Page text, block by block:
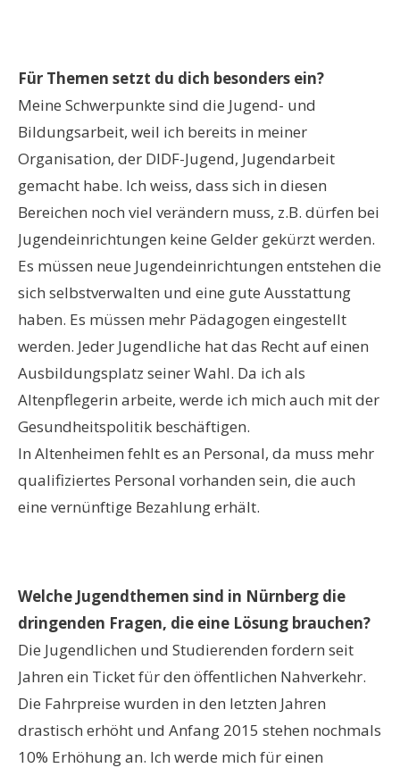
Für Themen setzt du dich besonders ein?
Meine Schwerpunkte sind die Jugend- und
Bildungsarbeit, weil ich bereits in meiner
Organisation, der DIDF-Jugend, Jugendarbeit
gemacht habe. Ich weiss, dass sich in diesen
Bereichen noch viel verändern muss, z.B. dürfen bei
Jugendeinrichtungen keine Gelder gekürzt werden.
Es müssen neue Jugendeinrichtungen entstehen die
sich selbstverwalten und eine gute Ausstattung
haben. Es müssen mehr Pädagogen eingestellt
werden. Jeder Jugendliche hat das Recht auf einen
Ausbildungsplatz seiner Wahl. Da ich als
Altenpflegerin arbeite, werde ich mich auch mit der
Gesundheitspolitik beschäftigen.
In Altenheimen fehlt es an Personal, da muss mehr
qualifiziertes Personal vorhanden sein, die auch
eine vernünftige Bezahlung erhält.
Welche Jugendthemen sind in Nürnberg die
dringenden Fragen, die eine Lösung brauchen?
Die Jugendlichen und Studierenden fordern seit
Jahren ein Ticket für den öffentlichen Nahverkehr.
Die Fahrpreise wurden in den letzten Jahren
drastisch erhöht und Anfang 2015 stehen nochmals
10% Erhöhung an. Ich werde mich für einen